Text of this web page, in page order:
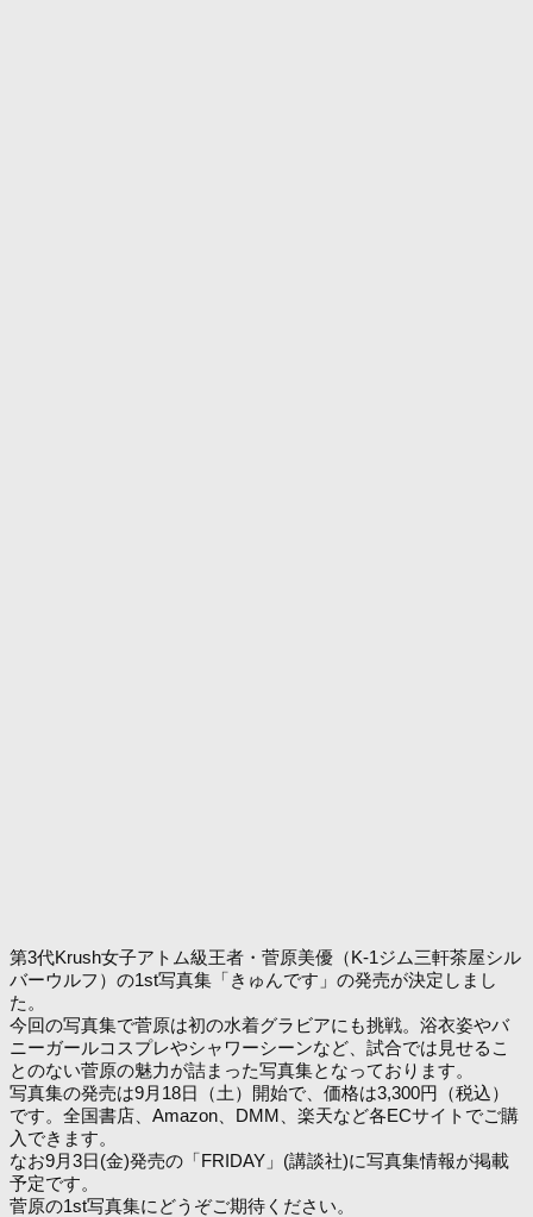
第3代Krush女子アトム級王者・菅原美優（K-1ジム三軒茶屋シル
バーウルフ）の1st写真集「きゅんです」の発売が決定しまし
た。
今回の写真集で菅原は初の水着グラビアにも挑戦。浴衣姿やバ
ニーガールコスプレやシャワーシーンなど、試合では見せるこ
とのない菅原の魅力が詰まった写真集となっております。
写真集の発売は9月18日（土）開始で、価格は3,300円（税込）
です。全国書店、Amazon、DMM、楽天など各ECサイトでご購
入できます。
なお9月3日(金)発売の「FRIDAY」(講談社)に写真集情報が掲載
予定です。
菅原の1st写真集にどうぞご期待ください。